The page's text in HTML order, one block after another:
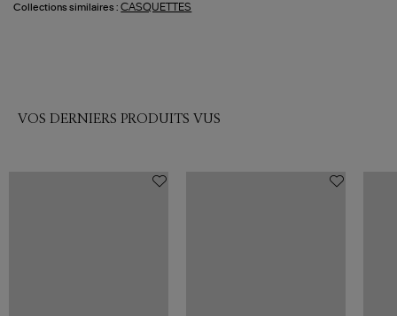
Collections similaires : CASQUETTES
VOS DERNIERS PRODUITS VUS